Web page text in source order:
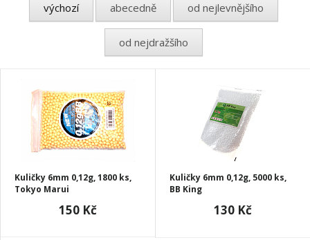
výchozí abecedně od nejlevnějšího
od nejdražšího
Kuličky 6mm 0,12g, 1800 ks,
Tokyo Marui
150 Kč
Kuličky 6mm 0,12g, 5000 ks,
BB King
130 Kč